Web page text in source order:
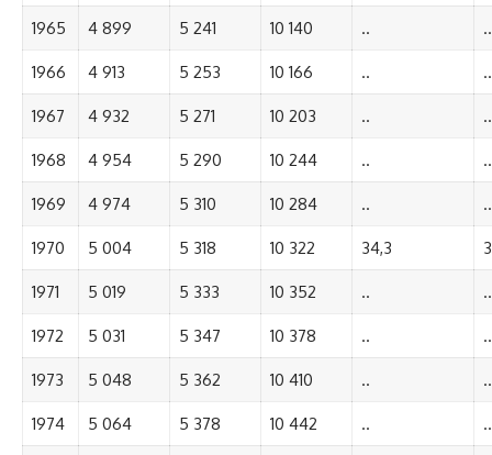
1965 4 899 5 241 10 140 .. ..
1966 4 913 5 253 10 166 .. ..
1967 4 932 5 271 10 203 .. ..
1968 4 954 5 290 10 244 .. ..
1969 4 974 5 310 10 284 .. ..
1970 5 004 5 318 10 322 34,3
1971 5 019 5 333 10 352 .. ..
1972 5 031 5 347 10 378 .. ..
1973 5 048 5 362 10 410 .. ..
1974 5 064 5 378 10 442 .. ..